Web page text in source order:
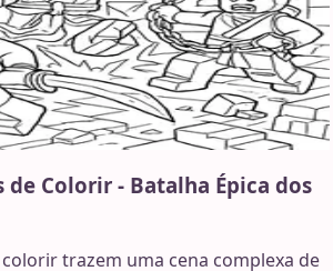
de Colorir - Batalha Épica dos
trazem uma cena complexa de